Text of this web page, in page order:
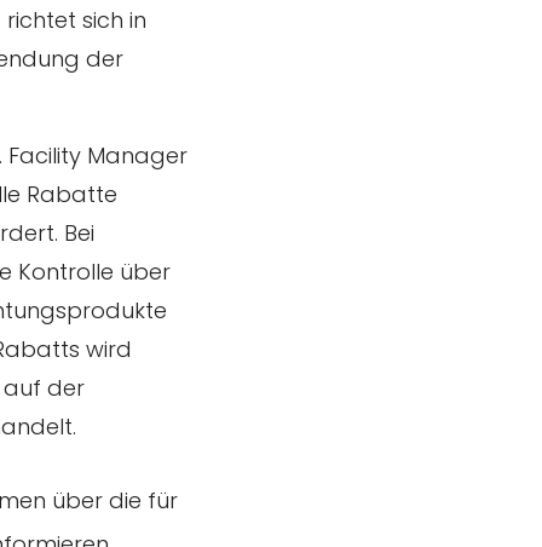
sich in
der
Facility Manager
Rabatte
Bei
Kontrolle über
wird
auf der
über die für